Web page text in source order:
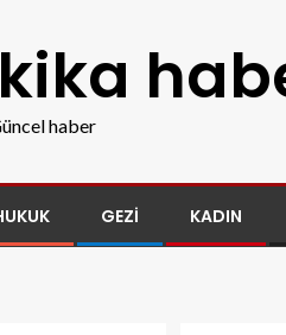
haber
GEZI KADIN